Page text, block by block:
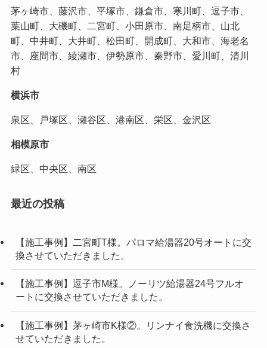
茅ヶ崎市、藤沢市、平塚市、鎌倉市、寒川町、逗子市、
葉山町、大磯町、二宮町、小田原市、南足柄市、山北
町、中井町、大井町、松田町、開成町、大和市、海老名
市、座間市、綾瀬市、伊勢原市、秦野市、愛川町、清川
村
横浜市
泉区、戸塚区、瀬谷区、港南区、栄区、金沢区
相模原市
緑区、中央区、南区
最近の投稿
【施工事例】二宮町T様。パロマ給湯器20号オートに交
換させていただきました。
【施工事例】逗子市M様。ノーリツ給湯器24号フルオ
ートに交換させていただきました。
【施工事例】茅ヶ崎市K様②。リンナイ食洗機に交換さ
せていただきました。